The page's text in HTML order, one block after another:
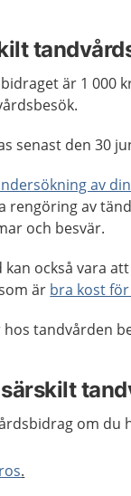
är 1 000
senast den 30
av
rengöring av
och besvär.
kan också vara
är bra kost
tandvården
om du
.